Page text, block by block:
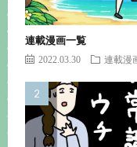
連載漫画一覧
2022.03.30 連載漫